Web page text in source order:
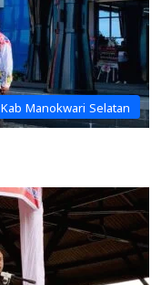
Kab Manokwari Selatan